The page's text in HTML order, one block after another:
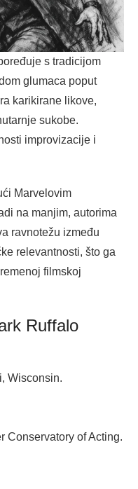
s tradicijom
glumaca poput
karikirane likove,
sukobe.
improvizacije i
Marvelovim
na manjim, autorima
ravnotežu između
relevantnosti, što ga
filmskoj
Ruffalo
Wisconsin.
Conservatory of Acting.